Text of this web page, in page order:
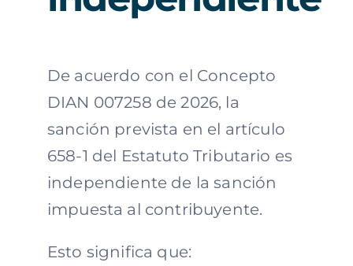
De acuerdo con el Concepto
DIAN 007258 de 2026, la
sanción prevista en el artículo
658-1 del Estatuto Tributario es
independiente de la sanción
impuesta al contribuyente.
Esto significa que: